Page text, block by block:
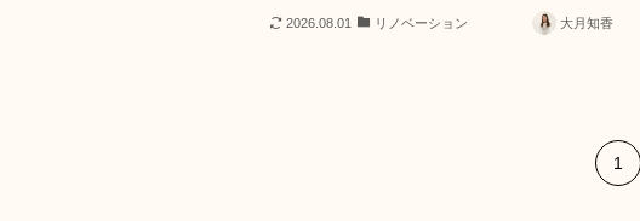
2026.08.01 リノベーション 大月知香
1